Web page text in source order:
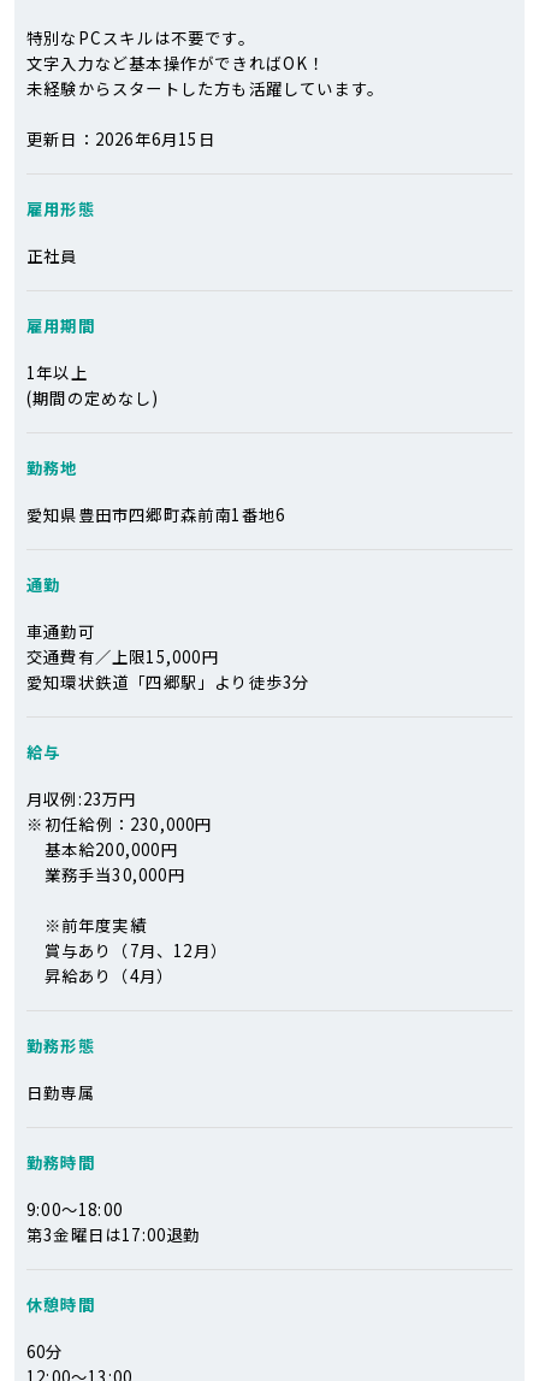
特別なPCスキルは不要です。
文字入力など基本操作ができればOK！
未経験からスタートした方も活躍しています。
更新日：2026年6月15日
雇用形態
正社員
雇用期間
1年以上
(期間の定めなし)
勤務地
愛知県豊田市四郷町森前南1番地6
通勤
車通勤可
交通費有／上限15,000円
愛知環状鉄道「四郷駅」より徒歩3分
給与
月収例:23万円
※ 初任給例：230,000円
基本給200,000円
業務手当30,000円
※前年度実績
賞与あり（7月、12月）
昇給あり（4月）
勤務形態
日勤専属
勤務時間
9:00～18:00
第3金曜日は17:00退勤
休憩時間
60分